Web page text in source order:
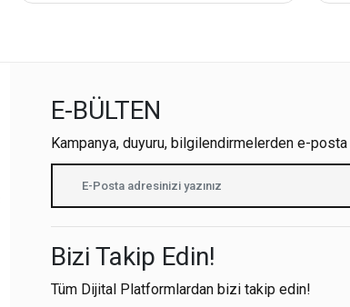
E-BÜLTEN
Kampanya, duyuru, bilgilendirmelerden e-
Bizi Takip Edin!
Tüm Dijital Platformlardan bizi takip edin!